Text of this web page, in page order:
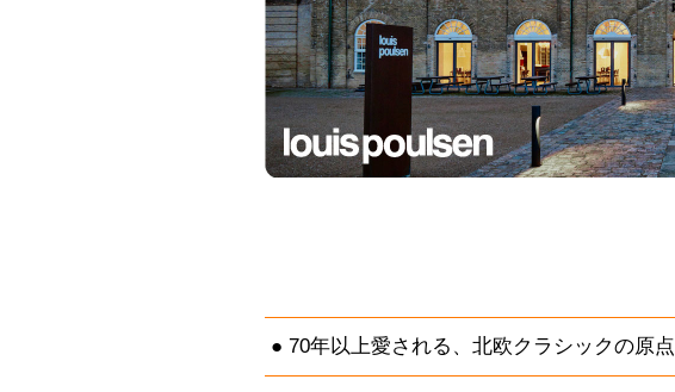
70年以上愛される、北欧クラシックの原点